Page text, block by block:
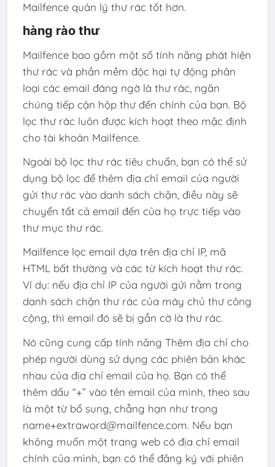
Mailfence quản lý thư rác tốt hơn.
hàng rào thư
Mailfence bao gồm một số tính năng phát hiện
thư rác và phần mềm độc hại tự động phân
loại các email đáng ngờ là thư rác, ngăn
chúng tiếp cận hộp thư đến chính của bạn. Bộ
lọc thư rác luôn được kích hoạt theo mặc định
cho tài khoản Mailfence.
Ngoài bộ lọc thư rác tiêu chuẩn, bạn có thể sử
dụng bộ lọc để thêm địa chỉ email của người
gửi thư rác vào danh sách chặn, điều này sẽ
chuyển tất cả email đến của họ trực tiếp vào
thư mục thư rác.
Mailfence lọc email dựa trên địa chỉ IP, mã
HTML bất thường và các từ kích hoạt thư rác.
Ví dụ: nếu địa chỉ IP của người gửi nằm trong
danh sách chặn thư rác của máy chủ thư công
cộng, thì email đó sẽ bị gắn cờ là thư rác.
Nó cũng cung cấp tính năng Thêm địa chỉ cho
phép người dùng sử dụng các phiên bản khác
nhau của địa chỉ email của họ. Bạn có thể
thêm dấu “+” vào tên email của mình, theo sau
là một từ bổ sung, chẳng hạn như trong
name+extraword@mailfence.com. Nếu bạn
không muốn một trang web có địa chỉ email
chính của mình, bạn có thể đăng ký với phiên